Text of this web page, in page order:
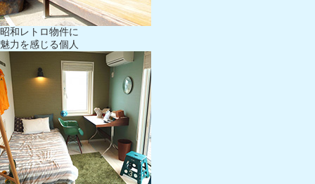
昭和レトロ物件に
魅力を感じる個人